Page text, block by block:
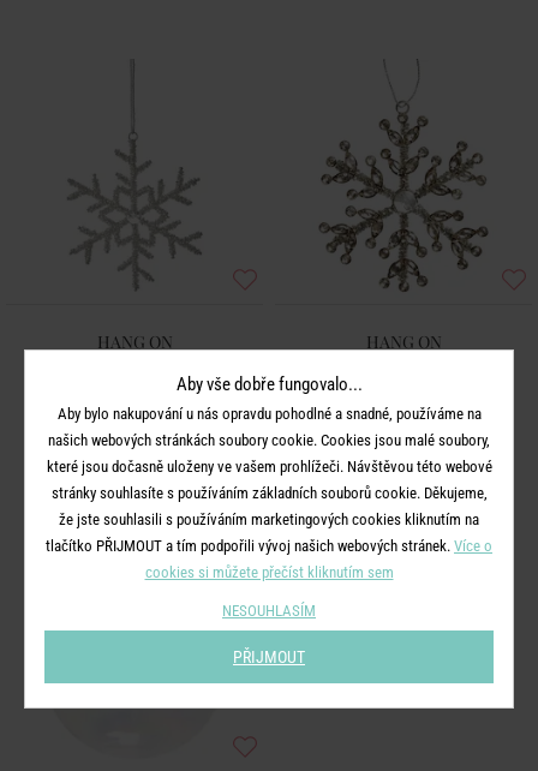
HANG ON
149 Kč
HANG ON
149 Kč
Aby vše dobře fungovalo...
Aby bylo nakupování u nás opravdu pohodlné a snadné, používáme na
našich webových stránkách soubory cookie. Cookies jsou malé soubory,
které jsou dočasně uloženy ve vašem prohlížeči. Návštěvou této webové
stránky souhlasíte s používáním základních souborů cookie. Děkujeme,
že jste souhlasili s používáním marketingových cookies kliknutím na
tlačítko PŘIJMOUT a tím podpořili vývoj našich webových stránek. Více o
cookies si můžete přečíst kliknutím sem
NESOUHLASÍM
PŘIJMOUT